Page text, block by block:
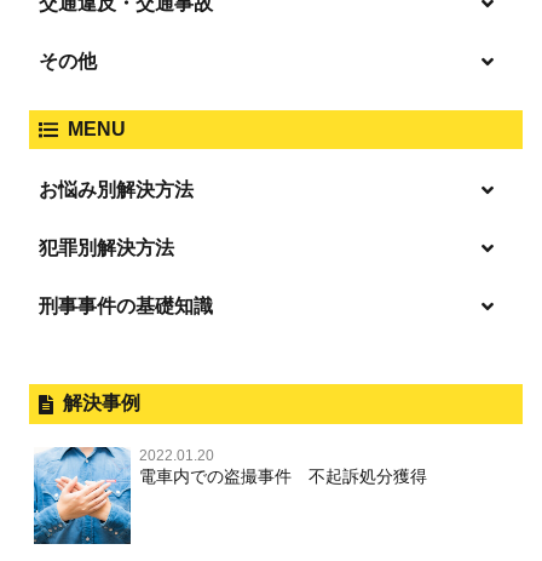
逮捕・監禁
業務妨害
強姦・準強姦
淫行・援助交際
公然わいせつ，わいせつ物頒布，淫
行勧誘罪
児童ポルノ・リベンジポルノ
詐欺
恐喝
危険ドラッグ
ひき逃げ・当て逃げ
危険運転行為等
その他
商標法違反
ストーカー事件
MENU
お悩み別解決方法
「逮捕」について適切に知ることで不安や悩みを解消する
逮捕後、早急な釈放・保釈を望むときにすべきこと
無実・無罪の証明をしたい
被害者との示談を円満に進めるためには
犯罪別解決方法
事件別－暴力事件
暴行・傷害
殺人
過失致死・過失傷害
脅迫・強要
性犯罪 TOP
痴漢
盗撮，のぞき
不同意わいせつ（旧：強制わいせつ，準強制わいせつ），
事件別－財産犯
財産犯 TOP
窃盗罪
事件別－薬物事件
薬物事件 TOP
事件別－交通違反・交通事故
刑事事件の基礎知識
外国人事件の手続きと特色
刑事裁判の概要・手続
公務員の逮捕・刑事事件
控訴・上告
解決事例
2022.01.20
電車内での盗撮事件 不起訴処分獲得